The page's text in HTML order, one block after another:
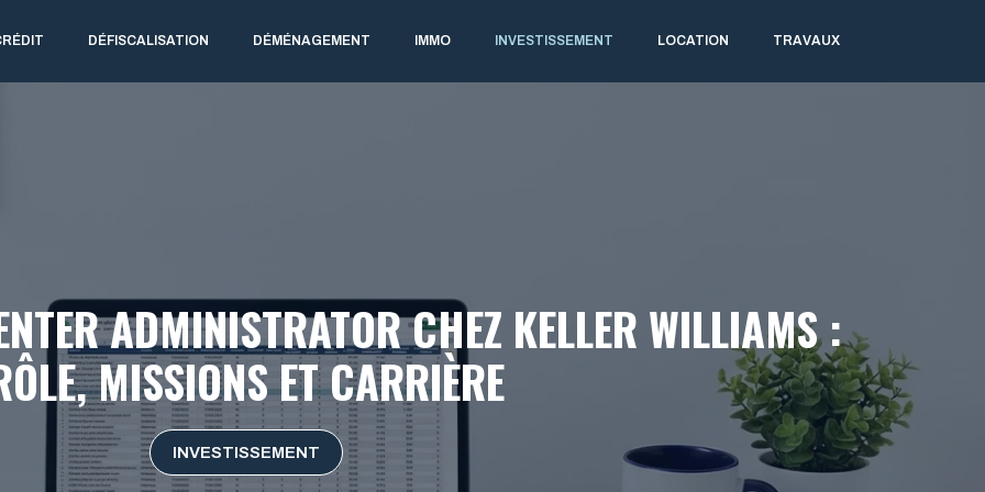
DÉFISCALISATION DÉMÉNAGEMENT IMMO INVESTISSEMENT LOCATION TRAVAUX
ADMINISTRATOR CHEZ KELLER WILLIAMS :
MISSIONS ET CARRIÈRE
INVESTISSEMENT